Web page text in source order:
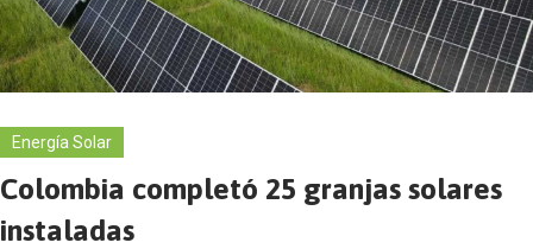
Energía Solar
Colombia completó 25 granjas solares
instaladas